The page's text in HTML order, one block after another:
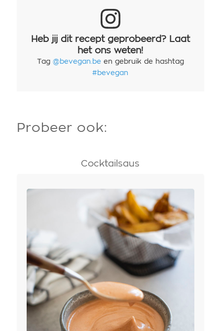
Heb jij dit recept geprobeerd? Laat
het ons weten!
Tag @bevegan.be en gebruik de hashtag
#bevegan
Probeer ook:
Cocktailsaus